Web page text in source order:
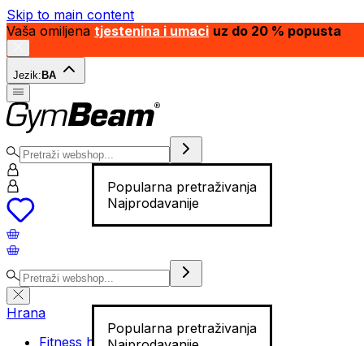
Skip to main content
Vaša omiljena tjestenina i umaci uz do 20 % popusta
Jezik: BA
Popularna pretraživanja
Najprodavanije
Popularna pretraživanja
Hrana
Fitness hrana